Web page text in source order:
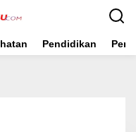
Pendidikan